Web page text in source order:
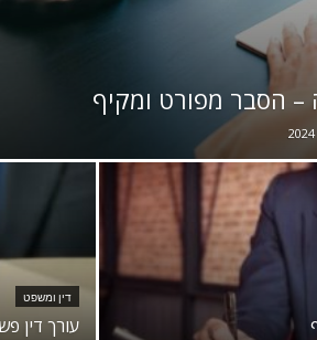
– הסבר מפורט ומקיף
דין ומשפט
עורך דין